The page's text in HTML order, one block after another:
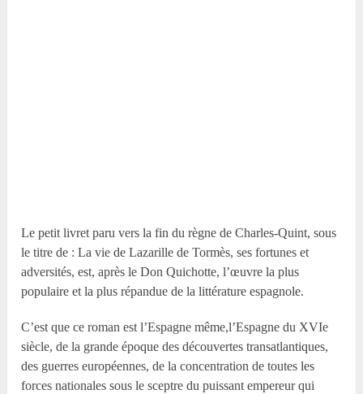
Le petit livret paru vers la fin du règne de Charles-Quint, sous
le titre de : La vie de Lazarille de Tormès, ses fortunes et
adversités, est, après le Don Quichotte, l’œuvre la plus
populaire et la plus répandue de la littérature espagnole.
C’est que ce roman est l’Espagne même,l’Espagne du XVIe
siècle, de la grande époque des découvertes transatlantiques,
des guerres européennes, de la concentration de toutes les
forces nationales sous le sceptre du puissant empereur qui